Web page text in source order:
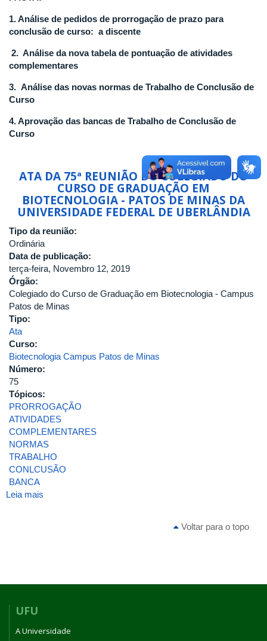
-
PATOS
MINAS
DA
UNIVERSIDADE
UBERLÂNDIA
1. Análise de pedidos de prorrogação de prazo para
conclusão de curso: a discente
2. Análise da nova tabela de pontuação de atividades
complementares
3. Análise das novas normas de Trabalho de Conclusão de
Curso
4. Aprovação das bancas de Trabalho de Conclusão de
Curso
ATA DA 75ª REUNIÃO DO COLEGIADO DO
CURSO DE GRADUAÇÃO EM
BIOTECNOLOGIA - PATOS DE MINAS DA
UNIVERSIDADE FEDERAL DE UBERLÂNDIA
Tipo da reunião:
Ordinária
Data de publicação:
terça-feira, Novembro 12, 2019
Órgão:
Colegiado do Curso de Graduação em Biotecnologia - Campus
Patos de Minas
Tipo:
Ata
Curso:
Biotecnologia Campus Patos de Minas
Número:
75
Tópicos:
PRORROGAÇÃO
ATIVIDADES
COMPLEMENTARES
NORMAS
TRABALHO
CONLCUSÃO
BANCA
Leia mais
DO
EM
Voltar para o topo
UFU
A Universidade